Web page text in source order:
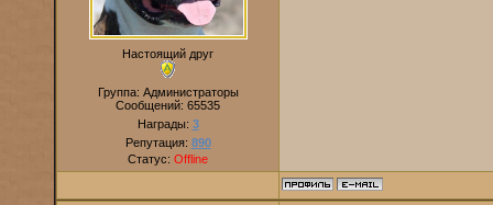
Настоящий друг
Группа: Администраторы
Сообщений: 65535
Награды: 3
Репутация: 890
Статус: Offline